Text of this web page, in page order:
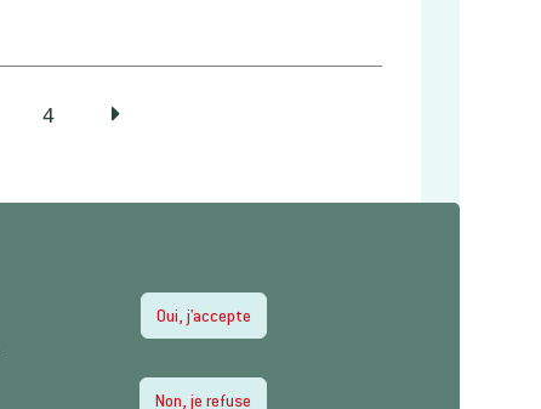
4
Envoyer
Oui, j'accepte
Non, je refuse